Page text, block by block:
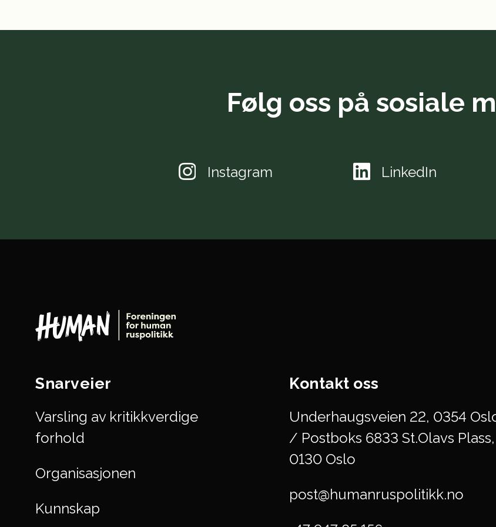
Følg oss på sosiale
Instagram LinkedIn
Snarveier
Varsling av kritikkverdige
forhold
Organisasjonen
Kunnskap
Kontakt oss
Underhaugsveien 22, 0354
/ Postboks 6833 St.Olavs Plass,
0130 Oslo
post@humanruspolitikk.no